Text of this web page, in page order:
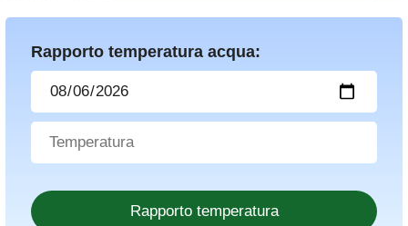
Rapporto temperatura acqua: